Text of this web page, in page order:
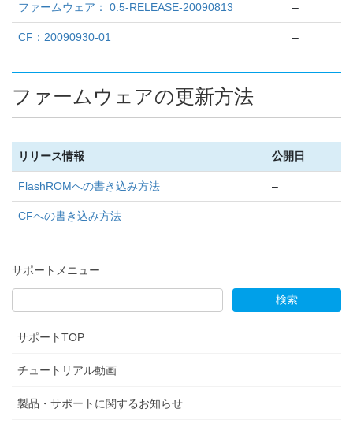
ファームウェア： 0.5-RELEASE-20090813 –
CF：20090930-01 –
ファームウェアの更新方法
リリース情報 公開日
FlashROMへの書き込み方法 –
CFへの書き込み方法 –
サポートメニュー
サポートTOP
チュートリアル動画
製品・サポートに関するお知らせ